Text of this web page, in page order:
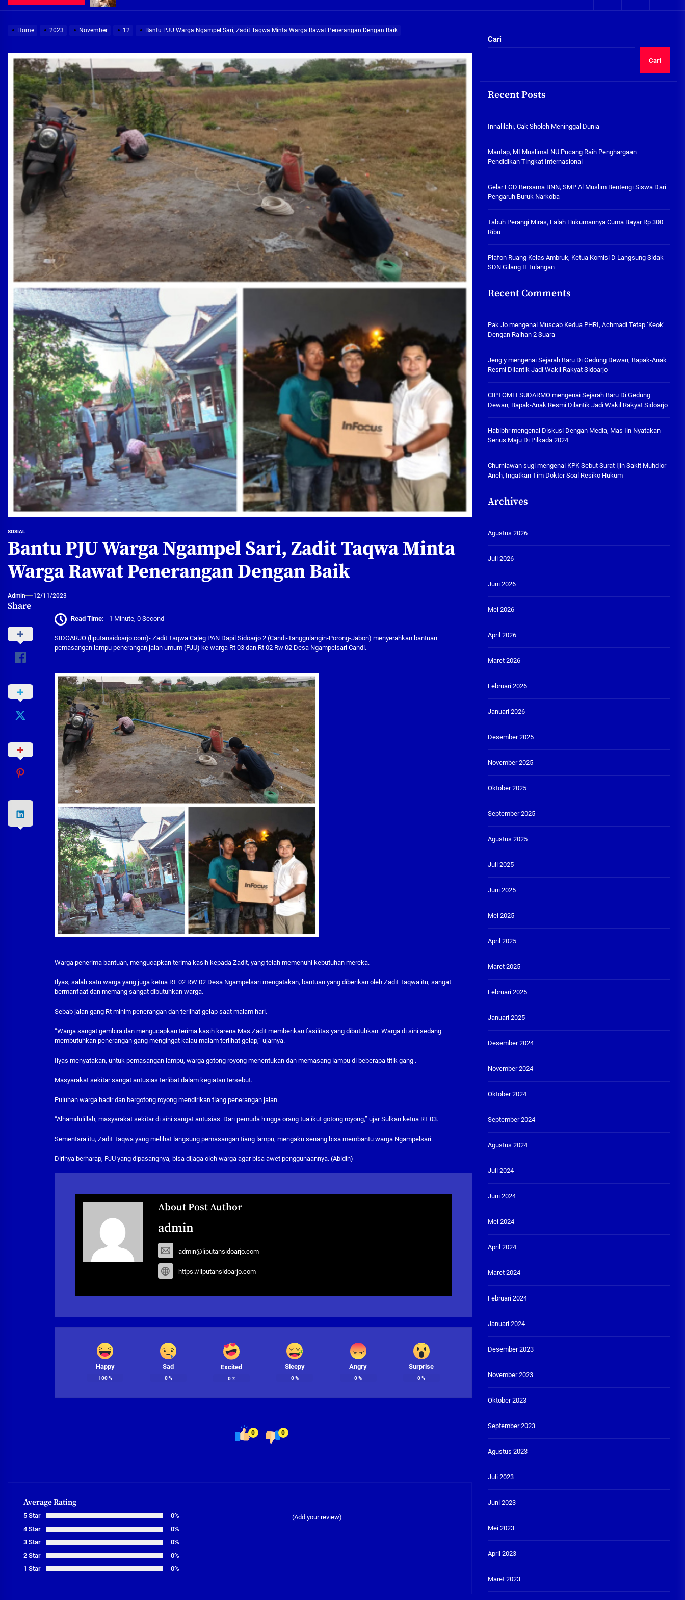
SDN Gilang II Tulangan
Mantap, MI Muslimat NU
Pucang Raih Penghargaan
Pendidikan Tingkat
Internasional
06/08/2026
Gelar FGD Bersama BNN, SMP Al
Muslim Bentengi Siswa Dari
05/08/2026
Hukumannya Cuma Bayar Rp
300 Ribu
Plafon Ruang Kelas Ambruk,
Ketua Komisi D Langsung Sidak
05/08/2026
Peduli Warga Miskin, Bupati Sidoarjo Masif Jalankan Program Rehab RTLH
Pembebasan Lahan Hampir Rampung, Pembangunan Fly over Gedangan Semakin Dekat
Terima aduan warga, Komisi A cari solusi masalah warga Seketi dan Urangagung
Demi Jajaran Direksi Delta Tirta Yang Profesional Dan Kapabel, Komisi B Dua Kali Panggil Pansel Dan Minta Ada Pakta Integritas
Home 2023 November 12 Bantu PJU Warga Ngampel Sari, Zadit Taqwa Minta Warga Rawat Penerangan Dengan Baik
SOSIAL
Bantu PJU Warga Ngampel Sari, Zadit Taqwa Minta
Warga Rawat Penerangan Dengan Baik
Admin 12/11/2023
Share
Read Time: 1 Minute, 0 Second
SIDOARJO (liputansidoarjo.com)- Zadit Taqwa Caleg PAN Dapil Sidoarjo 2 (Candi-Tanggulangin-Porong-Jabon) menyerahkan bantuan
pemasangan lampu penerangan jalan umum (PJU) ke warga Rt 03 dan Rt 02 Rw 02 Desa Ngampelsari Candi.
Warga penerima bantuan, mengucapkan terima kasih kepada Zadit, yang telah memenuhi kebutuhan mereka.
Ilyas, salah satu warga yang juga ketua RT 02 RW 02 Desa Ngampelsari mengatakan, bantuan yang diberikan oleh Zadit Taqwa itu, sangat
bermanfaat dan memang sangat dibutuhkan warga.
Sebab jalan gang Rt minim penerangan dan terlihat gelap saat malam hari.
“Warga sangat gembira dan mengucapkan terima kasih karena Mas Zadit memberikan fasilitas yang dibutuhkan. Warga di sini sedang
membutuhkan penerangan gang mengingat kalau malam terlihat gelap,” ujarnya.
Ilyas menyatakan, untuk pemasangan lampu, warga gotong royong menentukan dan memasang lampu di beberapa titik gang .
Masyarakat sekitar sangat antusias terlibat dalam kegiatan tersebut.
Puluhan warga hadir dan bergotong royong mendirikan tiang penerangan jalan.
“Alhamdulillah, masyarakat sekitar di sini sangat antusias. Dari pemuda hingga orang tua ikut gotong royong,” ujar Sulkan ketua RT 03.
Sementara itu, Zadit Taqwa yang melihat langsung pemasangan tiang lampu, mengaku senang bisa membantu warga Ngampelsari.
Dirinya berharap, PJU yang dipasangnya, bisa dijaga oleh warga agar bisa awet penggunaannya. (Abidin)
About Post Author
admin
admin@liputansidoarjo.com
https://liputansidoarjo.com
Happy
100%
Sad
0%
Excited
0%
Sleepy
0%
Angry
0%
Surprise
0%
0 0
Average Rating
5 Star
0%
4 Star
0%
3 Star
0%
2 Star
0%
1 Star
0%
(Add your review)
Cari
Cari
Recent Posts
Innalilahi, Cak Sholeh Meninggal Dunia
Mantap, MI Muslimat NU Pucang Raih Penghargaan
Pendidikan Tingkat Internasional
Gelar FGD Bersama BNN, SMP Al Muslim Bentengi Siswa Dari
Pengaruh Buruk Narkoba
Tabuh Perangi Miras, Ealah Hukumannya Cuma Bayar Rp 300
Ribu
Plafon Ruang Kelas Ambruk, Ketua Komisi D Langsung Sidak
SDN Gilang II Tulangan
Recent Comments
Pak Jomengenai Muscab Kedua PHRI, Achmadi Tetap ‘Keok’
Dengan Raihan 2 Suara
Jeng ymengenai Sejarah Baru Di Gedung Dewan, Bapak-Anak
Resmi Dilantik Jadi Wakil Rakyat Sidoarjo
CIPTOMEI SUDARMOmengenai Sejarah Baru Di Gedung
Dewan, Bapak-Anak Resmi Dilantik Jadi Wakil Rakyat Sidoarjo
Habibhrmengenai Diskusi Dengan Media, Mas Iin Nyatakan
Serius Maju Di Pilkada 2024
Churniawan sugimengenai KPK Sebut Surat Ijin Sakit Muhdlor
Aneh, Ingatkan Tim Dokter Soal Resiko Hukum
Archives
Agustus 2026
Juli 2026
Juni 2026
Mei 2026
April 2026
Maret 2026
Februari 2026
Januari 2026
Desember 2025
November 2025
Oktober 2025
September 2025
Agustus 2025
Juli 2025
Juni 2025
Mei 2025
April 2025
Maret 2025
Februari 2025
Januari 2025
Desember 2024
November 2024
Oktober 2024
September 2024
Agustus 2024
Juli 2024
Juni 2024
Mei 2024
April 2024
Maret 2024
Februari 2024
Januari 2024
Desember 2023
November 2023
Oktober 2023
September 2023
Agustus 2023
Juli 2023
Juni 2023
Mei 2023
April 2023
Maret 2023